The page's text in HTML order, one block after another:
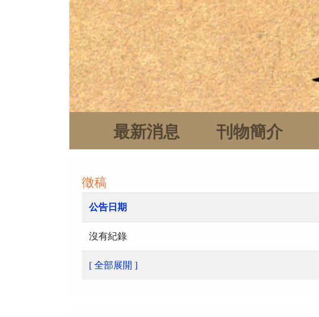
最新消息 刊物簡介
徵稿
公告日期
沒有紀錄
[ 全部展開 ]